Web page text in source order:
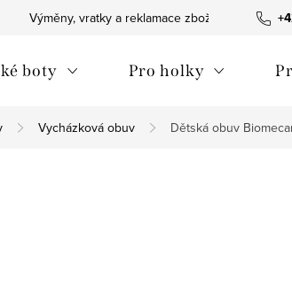
Výměny, vratky a reklamace zboží
boty Pro holky
Vycházková obuv Dětská obuv